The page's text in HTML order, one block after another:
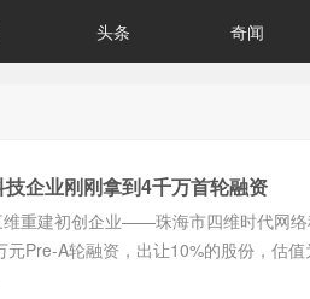
头条 奇闻
企业刚刚拿到4千万首轮融资
重建初创企业——珠海市四维时代网络
Pre-A轮融资，出让10%的股份，估